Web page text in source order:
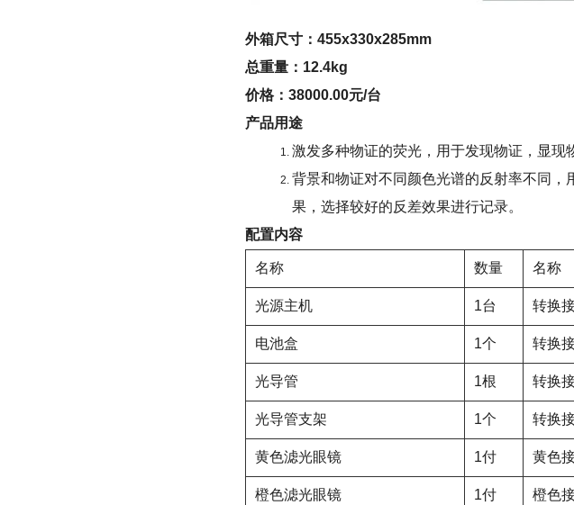
外箱尺寸：455x330x285mm
总重量：12.4kg
价格：38000.00元/台
产品用途
激发多种物证的荧光，用于发现物证，显现
背景和物证对不同颜色光谱的反射率不同
果，选择较好的反差效果进行记录。
配置内容
名称 数量 名称
光源主机 1台 转换
电池盒 1个 转换
光导管 1根 转换
光导管支架 1个 转换
黄色滤光眼镜 1付 黄色
橙色滤光眼镜 1付 橙色